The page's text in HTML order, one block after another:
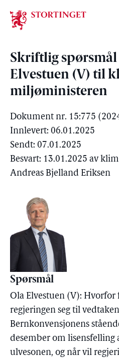
Stortinget.no
Skriftlig
Elvestuen (V) til
miljøministeren
Dokument nr. 15:775
Innlevert: 06.01.2025
Sendt: 07.01.2025
Besvart: 13.01.2025 av
Andreas Bjelland Eriksen
Spørsmål
Ola Elvestuen (V):
regjeringen seg til
Bernkonvensjonens
desember om lisensfelling
ulvesonen, og når vil